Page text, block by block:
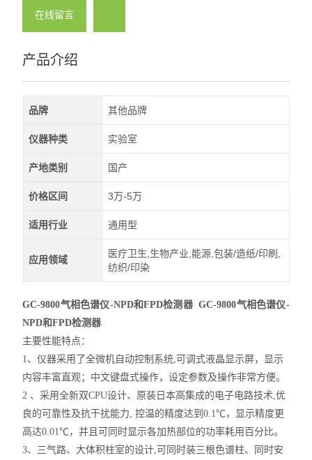
在线留言
产品介绍
品牌 其他品牌
仪器种类 实验室
产地类别 国产
价格区间 3万-5万
适用行业 通用型
应用领域
医疗卫生,生物产业,能源,包装/造纸/印刷,
纺织/印染
GC-9800气相色谱仪-NPD和FPD检测器 GC-9800气相色谱仪-
NPD和FPD检测器
主要性能特点：
1、仪器采用了全微机自动控制系统,可调式液晶显示屏，显示
内容丰富直观；中文键盘式操作，设定参数及操作非常方便。
2 、采用全新双CPU设计、原装日本高集成的电子电路技术,优
良的可靠性及抗干扰能力, 控温的精度达到0.1℃，显示精度更
高达0.01℃，并且可同时显示各加热部位的功率耗用百分比。
3、三气路、大体积柱室的设计,可同时装三根色谱柱、同时安